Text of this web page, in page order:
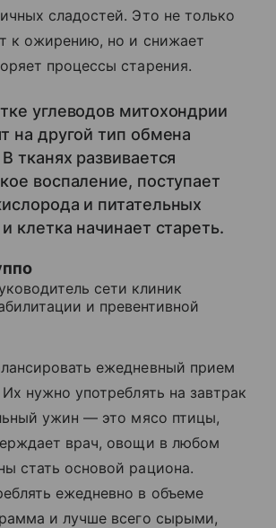
сладостей. Это не только
к ожирению, но и снижает
процессы старения.
углеводов митохондрии
на другой тип обмена
тканях развивается
воспаление, поступает
и питательных
клетка начинает стареть.
сети клиник
и превентивной
ежедневный прием
нужно употреблять на завтрак
ужин — это мясо птицы,
врач, овощи в любом
стать основой рациона.
ежедневно в объеме
и лучше всего сырыми,